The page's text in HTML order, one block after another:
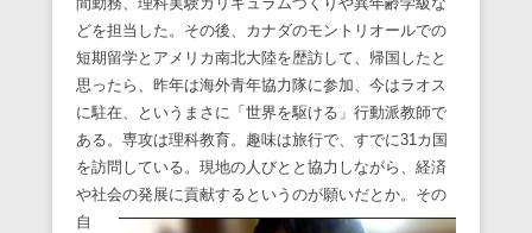
どを担当した。その後、カナダのモントリオールでの
短期留学とアメリカ南北大陸を歴訪して、帰国したと
思ったら、昨年は海外青年協力隊に参加、今はラオス
に駐在、というまさに「世界を駆ける」行動派教師で
ある。専攻は理科教育。趣味は旅行で、すでに31カ国
を訪問している。現地の人びとと協力しながら、経済
や社会の発展に貢献するというのが願いだとか。その
自